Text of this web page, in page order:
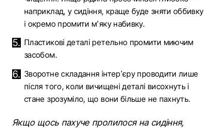
наприклад, у сидіння, краще буде зняти оббивку
і окремо промити м’яку набивку.
Пластикові деталі ретельно промити миючим
засобом.
Зворотне складання інтер’єру проводити лише
після того, коли вичищені деталі висохнуть і
стане зрозуміло, що вони більше не пахнуть.
Якщо щось пахуче пролилося на сидіння,